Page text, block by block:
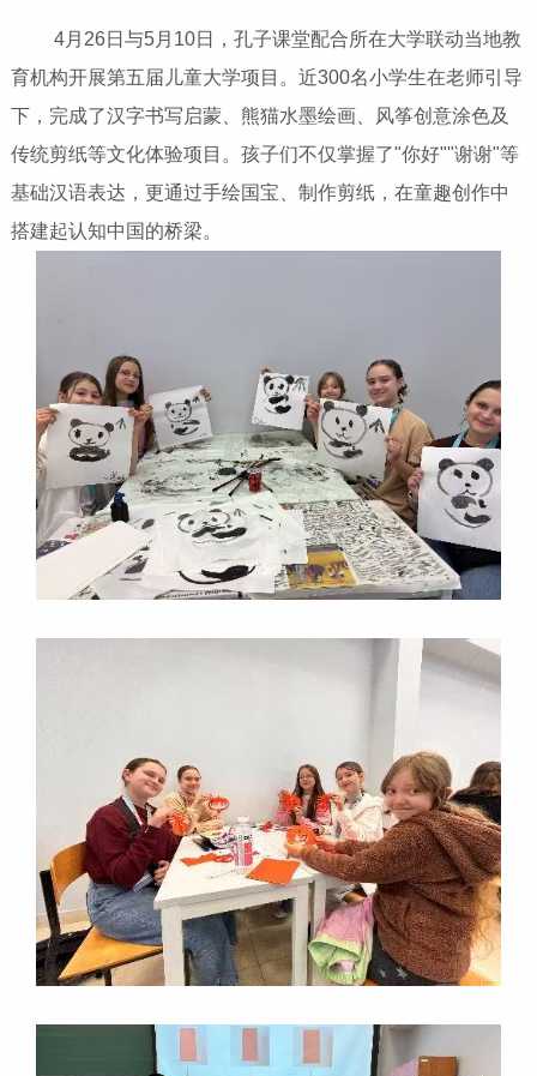
4月26日与5月10日，孔子课堂配合所在大学联动当地教
育机构开展第五届儿童大学项目。近300名小学生在老师引导
下，完成了汉字书写启蒙、熊猫水墨绘画、风筝创意涂色及
传统剪纸等文化体验项目。孩子们不仅掌握了"你好""谢谢"等
基础汉语表达，更通过手绘国宝、制作剪纸，在童趣创作中
搭建起认知中国的桥梁。